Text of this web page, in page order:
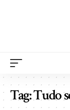
Tag:Tudo